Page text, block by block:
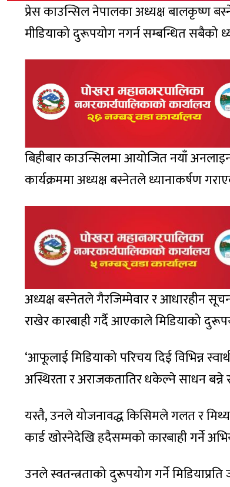
प्रेस काउन्सिल नेपालका अध्यक्ष बालकृष्ण
मीडियाको दुरूपयोग नगर्न सम्बन्धित सबैको
बिहीबार काउन्सिलमा आयोजित नयाँ
कार्यक्रममा अध्यक्ष बस्नेतले ध्यानाकर्षण
अध्यक्ष बस्नेतले गैरजिम्मेवार र आधारहीन
राखेर कारबाही गर्दै आएकाले मिडियाको
‘आफूलाई मिडियाको परिचय दिई विभिन्न
अस्थिरता र अराजकतातिर धकेल्ने साधन बन्ने
यस्तै, उनले योजनावद्ध किसिमले गलत र
कार्ड खोस्नेदेखि हदैसम्मको कारबाही गर्ने
उनले स्वतन्त्रताको दुरूपयोग गर्ने